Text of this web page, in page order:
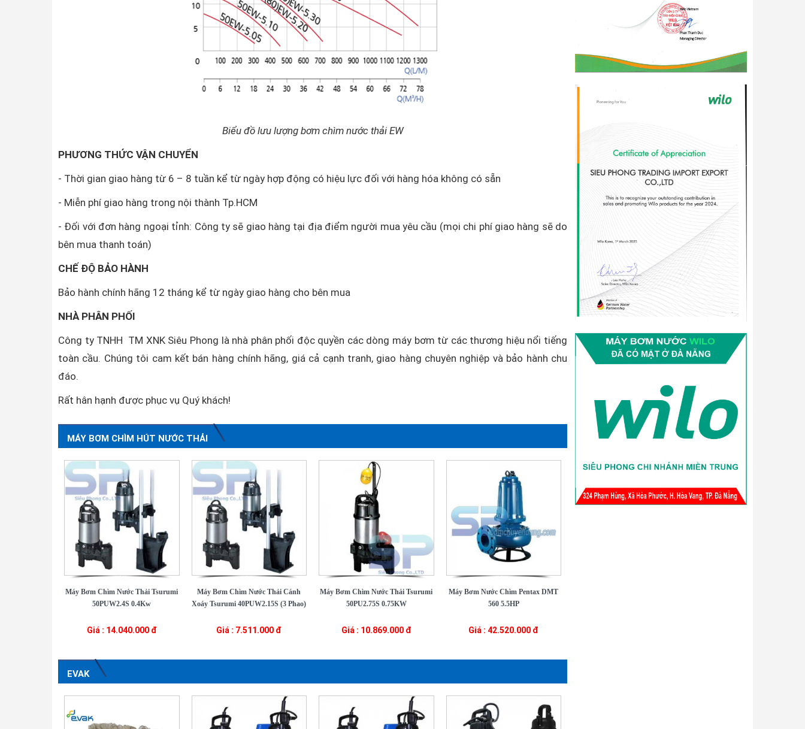
Biểu đồ lưu lượng bơm chìm nước thải EW
PHƯƠNG THỨC VẬN CHUYỂN
- Thời gian giao hàng từ 6 – 8 tuần kể từ ngày hợp động có hiệu lực đối với hàng hóa không có sẵn
- Miễn phí giao hàng trong nội thành Tp.HCM
- Đối với đơn hàng ngoại tỉnh: Công ty sẽ giao hàng tại địa điểm người mua yêu cầu (mọi chi phí giao hàng sẽ do
bên mua thanh toán)
CHẾ ĐỘ BẢO HÀNH
Bảo hành chính hãng 12 tháng kể từ ngày giao hàng cho bên mua
NHÀ PHÂN PHỐI
Công ty TNHH TM XNK Siêu Phong là nhà phân phối độc quyền các dòng máy bơm từ các thương hiệu nổi tiếng
toàn cầu. Chúng tôi cam kết bán hàng chính hãng, giá cả cạnh tranh, giao hàng chuyên nghiệp và bảo hành chu
đáo.
Rất hân hạnh được phục vụ Quý khách!
MÁY BƠM CHÌM HÚT NƯỚC THẢI
Máy Bơm Chìm Nước Thải Tsurumi
50PUW2.4S 0.4Kw
Giá : 14.040.000 đ
Máy Bơm Chìm Nước Thải Cánh
Xoáy Tsurumi 40PUW2.15S (3 Phao)
Giá : 7.511.000 đ
Máy Bơm Chìm Nước Thải Tsurumi
50PU2.75S 0.75KW
Giá : 10.869.000 đ
Máy Bơm Nước Chìm Pentax DMT
560 5.5HP
Giá : 42.520.000 đ
EVAK